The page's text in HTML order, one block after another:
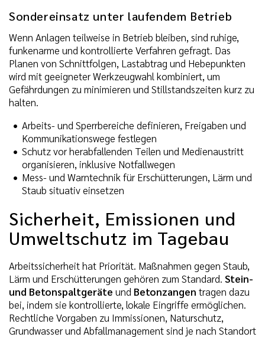
Sondereinsatz unter laufendem Betrieb
Wenn Anlagen teilweise in Betrieb bleiben, sind ruhige,
funkenarme und kontrollierte Verfahren gefragt. Das
Planen von Schnittfolgen, Lastabtrag und Hebepunkten
wird mit geeigneter Werkzeugwahl kombiniert, um
Gefährdungen zu minimieren und Stillstandszeiten kurz zu
halten.
Arbeits- und Sperrbereiche definieren, Freigaben und
Kommunikationswege festlegen
Schutz vor herabfallenden Teilen und Medienaustritt
organisieren, inklusive Notfallwegen
Mess- und Warntechnik für Erschütterungen, Lärm und
Staub situativ einsetzen
Sicherheit, Emissionen und
Umweltschutz im Tagebau
Arbeitssicherheit hat Priorität. Maßnahmen gegen Staub,
Lärm und Erschütterungen gehören zum Standard. Stein-
und Betonspaltgeräte und Betonzangen tragen dazu
bei, indem sie kontrollierte, lokale Eingriffe ermöglichen.
Rechtliche Vorgaben zu Immissionen, Naturschutz,
Grundwasser und Abfallmanagement sind je nach Standort